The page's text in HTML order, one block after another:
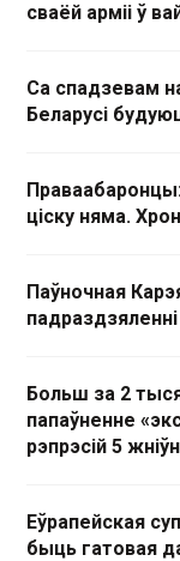
сваёй арміі ў
Са спадзевам
Беларусі
ціску няма.
Паўночная
Больш за 2
папаўненне
рэпрэсій 5
Еўрапейская
быць гатовая